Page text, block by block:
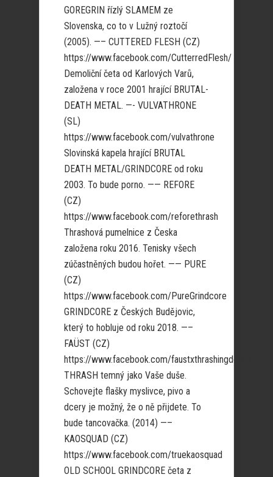
GOREGRIN řízlý SLAMEM ze
Slovenska, co to v Lužný roztočí
(2005). —– CUTTERED FLESH (CZ)
https://www.facebook.com/CutterredFlesh/
Demoliční četa od Karlových Varů,
založena v roce 2001 hrající BRUTAL-
DEATH METAL. —- VULVATHRONE
(SL)
https://www.facebook.com/vulvathrone
Slovinská kapela hrající BRUTAL
DEATH METAL/GRINDCORE od roku
2003. To bude porno. —— REFORE
(CZ)
https://www.facebook.com/reforethrash
Thrashová pumelnice z Česka
založena roku 2016. Tenisky všech
zúčastněných budou hořet. —— PURE
(CZ)
https://www.facebook.com/PureGrindcore
GRINDCORE z Českých Budějovic,
který to hobluje od roku 2018. —–
FAÜST (CZ)
https://www.facebook.com/faustxthrashingdoom
THRASH temný jako Vaše duše.
Schovejte flašky myslivce, pivo a
dcery je možný, že o ně přijdete. To
bude tancovačka. (2014) —–
KAOSQUAD (CZ)
https://www.facebook.com/truekaosquad
OLD SCHOOL GRINDCORE četa z